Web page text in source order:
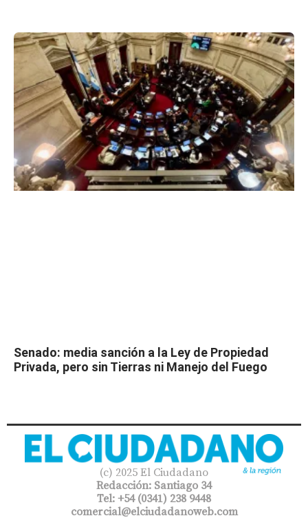
Senado: media sanción a la Ley de Propiedad
Privada, pero sin Tierras ni Manejo del Fuego
(c) 2025 El Ciudadano
Redacción: Santiago 34
Tel: +54 (0341) 238 9448
comercial@elciudadanoweb.com​